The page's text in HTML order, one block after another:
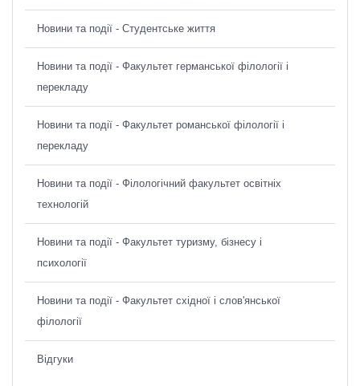
Новини та події - Студентське життя
Новини та події - Факультет германської філології і
перекладу
Новини та події - Факультет романської філології і
перекладу
Новини та події - Філологічний факультет освітніх
технологій
Новини та події - Факультет туризму, бізнесу і
психології
Новини та події - Факультет східної і слов'янської
філології
Відгуки